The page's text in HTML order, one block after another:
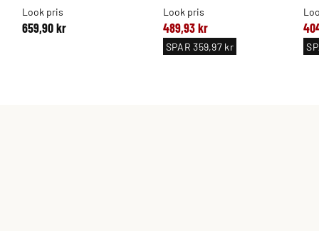
Look pris
659,90 kr
Look pris
489,93 kr
SPAR 359,97 kr